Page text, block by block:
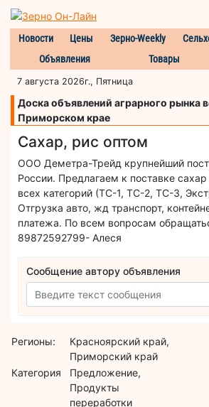
Новости Цены Зерно-Weekly
Объявления
Товары
7 августа 2026г., Пятница
Доска объявлений аграрного рынка
Приморском крае
Сахар, рис оптом
ООО Деметра-Трейд крупнейший
России. Предлагаем к поставке
всех категорий (ТС-1, ТС-2, ТС-3,
Отгрузка авто, жд транспорт,
платежа. По всем вопросам
89872592799- Алеся
Сообщение автору объявления
Регионы:
Красноярский край,
Приморский край
Категория
Предложение,
Продукты
переработки